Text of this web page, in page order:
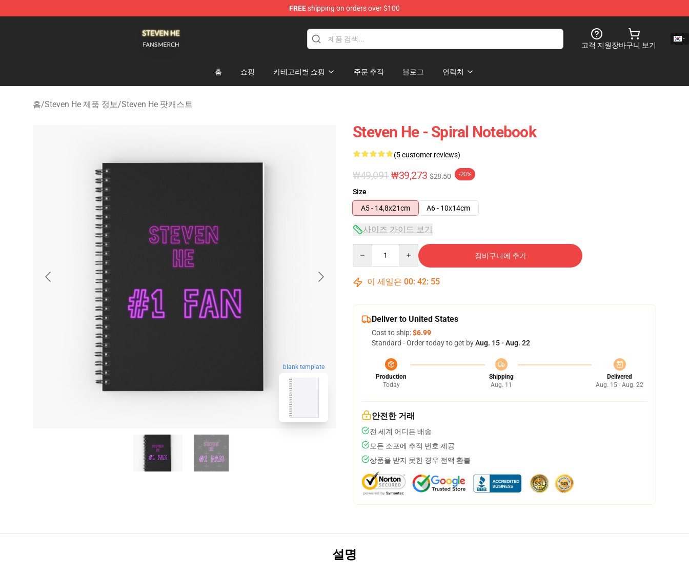
FREEshipping on orders over $100
고객 지원장바구니 보기
홈 쇼핑 카테고리별 쇼핑 주문 추적 블로그 연락처
홈/Steven He 제품 정보/Steven He 팟캐스트
blank template
Steven He - Spiral Notebook
(5 customer reviews)
₩49,091 ₩39,273 $28.50 -20%
Size
A5 - 14,8x21cm
A6 - 10x14cm
사이즈 가이드 보기
장바구니에 추가
이 세일은 00: 42: 54
Deliver to United States
Cost to ship:$6.99
Standard - Order today to get byAug. 15 - Aug. 22
Production
Today
Shipping
Aug. 11
Delivered
Aug. 15 - Aug. 22
안전한 거래
전 세계 어디든 배송
모든 소포에 추적 번호 제공
상품을 받지 못한 경우 전액 환불
설명